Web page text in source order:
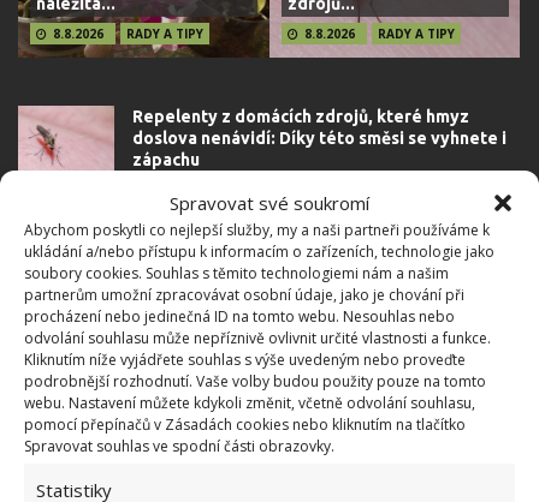
Spravovat své soukromí
Abychom poskytli co nejlepší služby, my a naši partneři používáme k
ukládání a/nebo přístupu k informacím o zařízeních, technologie jako
soubory cookies. Souhlas s těmito technologiemi nám a našim
partnerům umožní zpracovávat osobní údaje, jako je chování při
procházení nebo jedinečná ID na tomto webu. Nesouhlas nebo
odvolání souhlasu může nepříznivě ovlivnit určité vlastnosti a funkce.
Kliknutím níže vyjádřete souhlas s výše uvedeným nebo proveďte
podrobnější rozhodnutí. Vaše volby budou použity pouze na tomto
webu. Nastavení můžete kdykoli změnit, včetně odvolání souhlasu,
pomocí přepínačů v Zásadách cookies nebo kliknutím na tlačítko
Spravovat souhlas ve spodní části obrazovky.
Statistiky
8.8.2026 RADY A TIPY 8.8.2026 RADY A TIPY
Repelenty z domácích zdrojů, které hmyz
doslova nenávidí: Díky této směsi se vyhnete i
zápachu
Není divu, že vám baterie v telefonu vydrží jen
půl dne. Většina Čechů dělá při nabíjení zásadní
chybu
8.8.2026 Rady a tipy
Žloutnoucí listy se opět začnou zelenat
lusknutím prstů: Tip k nezaplacení, který